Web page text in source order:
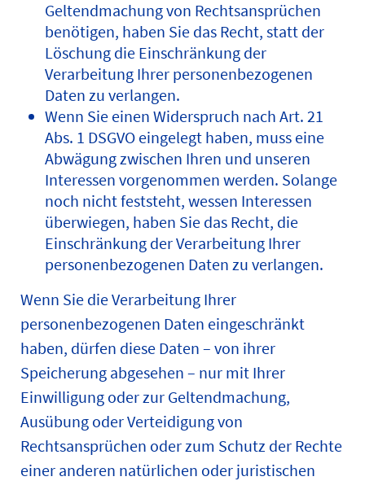
Geltendmachung von Rechtsansprüchen
benötigen, haben Sie das Recht, statt der
Löschung die Einschränkung der
Verarbeitung Ihrer personenbezogenen
Daten zu verlangen.
Wenn Sie einen Widerspruch nach Art. 21
Abs. 1 DSGVO eingelegt haben, muss eine
Abwägung zwischen Ihren und unseren
Interessen vorgenommen werden. Solange
noch nicht feststeht, wessen Interessen
überwiegen, haben Sie das Recht, die
Einschränkung der Verarbeitung Ihrer
personenbezogenen Daten zu verlangen.
Wenn Sie die Verarbeitung Ihrer
personenbezogenen Daten eingeschränkt
haben, dürfen diese Daten – von ihrer
Speicherung abgesehen – nur mit Ihrer
Einwilligung oder zur Geltendmachung,
Ausübung oder Verteidigung von
Rechtsansprüchen oder zum Schutz der Rechte
einer anderen natürlichen oder juristischen